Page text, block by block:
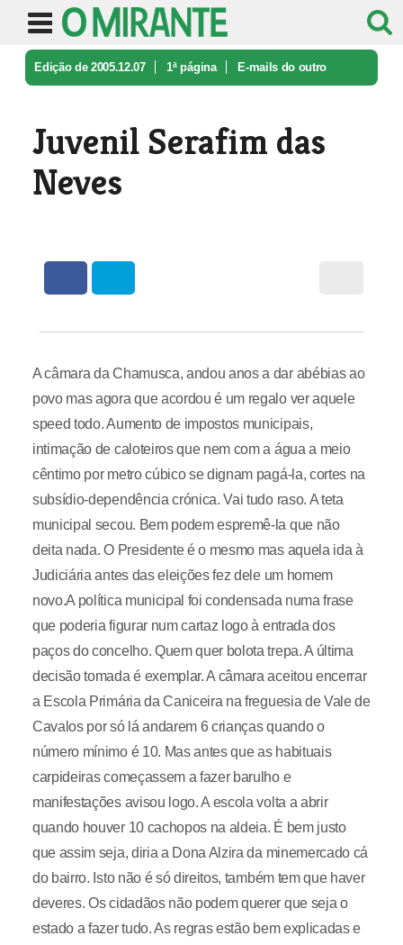
Edição de 2005.12.07 1ª página E-mails do outro
Juvenil Serafim das
Neves
A câmara da Chamusca, andou anos a dar abébias ao
povo mas agora que acordou é um regalo ver aquele
speed todo. Aumento de impostos municipais,
intimação de caloteiros que nem com a água a meio
cêntimo por metro cúbico se dignam pagá-la, cortes na
subsídio-dependência crónica. Vai tudo raso. A teta
municipal secou. Bem podem espremê-la que não
deita nada. O Presidente é o mesmo mas aquela ida à
Judiciária antes das eleições fez dele um homem
novo.A política municipal foi condensada numa frase
que poderia figurar num cartaz logo à entrada dos
paços do concelho. Quem quer bolota trepa. A última
decisão tomada é exemplar. A câmara aceitou encerrar
a Escola Primária da Caniceira na freguesia de Vale de
Cavalos por só lá andarem 6 crianças quando o
número mínimo é 10. Mas antes que as habituais
carpideiras começassem a fazer barulho e
manifestações avisou logo. A escola volta a abrir
quando houver 10 cachopos na aldeia. É bem justo
que assim seja, diria a Dona Alzira da minemercado cá
do bairro. Isto não é só direitos, também tem que haver
deveres. Os cidadãos não podem querer que seja o
estado a fazer tudo. As regras estão bem explicadas e